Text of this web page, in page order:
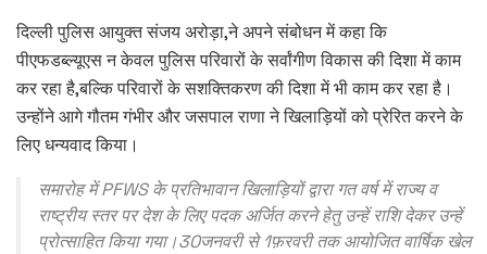
दिल्ली पुलिस आयुक्त संजय अरोड़ा,ने अपने संबोधन में कहा कि
पीएफडब्ल्यूएस न केवल पुलिस परिवारों के सर्वांगीण विकास की दिशा में काम
कर रहा है,बल्कि परिवारों के सशक्तिकरण की दिशा में भी काम कर रहा है।
उन्होंने आगे गौतम गंभीर और जसपाल राणा ने खिलाड़ियों को प्रेरित करने के
लिए धन्यवाद किया।
समारोह में PFWS के प्रतिभावान खिलाड़ियों द्वारा गत वर्ष में राज्य व
राष्ट्रीय स्तर पर देश के लिए पदक अर्जित करने हेतु उन्हें राशि देकर उन्हें
प्रोत्साहित किया गया।30जनवरी से 1फ़रवरी तक आयोजित वार्षिक खेल